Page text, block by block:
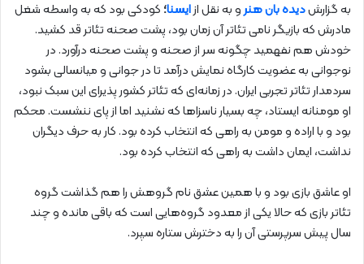
به گزارشدیده بان هنرو به نقل ازایسنا؛ کودکی بود که به واسطه شغل
مادرش که بازیگر نامی تئاتر آن زمان بود، پشت صحنه تئاتر قد کشید.
خودش هم نفهمید چگونه سر از صحنه و پشت صحنه درآورد. در
نوجوانی به عضویت کارگاه نمایش درآمد تا در جوانی و میانسالی بشود
سردمدار تئاتر تجربی ایران. در زمانه‌ای که تئاتر کشور پذیرای این سبک نبود،
او مومنانه ایستاد، چه بسیار ناسزاها که نشنید اما از پای ننشست. محکم
بود و با اراده و مومن به راهی که انتخاب کرده بود. کار به حرف دیگران
نداشت، ایمان داشت به راهی که انتخاب کرده بود.
او عاشق بازی بود و با همین عشق نام گروهش را هم گذاشت گروه
تئاتر بازی که حالا یکی از معدود گروه‌هایی است که باقی مانده و چند
سال پیش سرپرستی آن را به دخترش ستاره سپرد.